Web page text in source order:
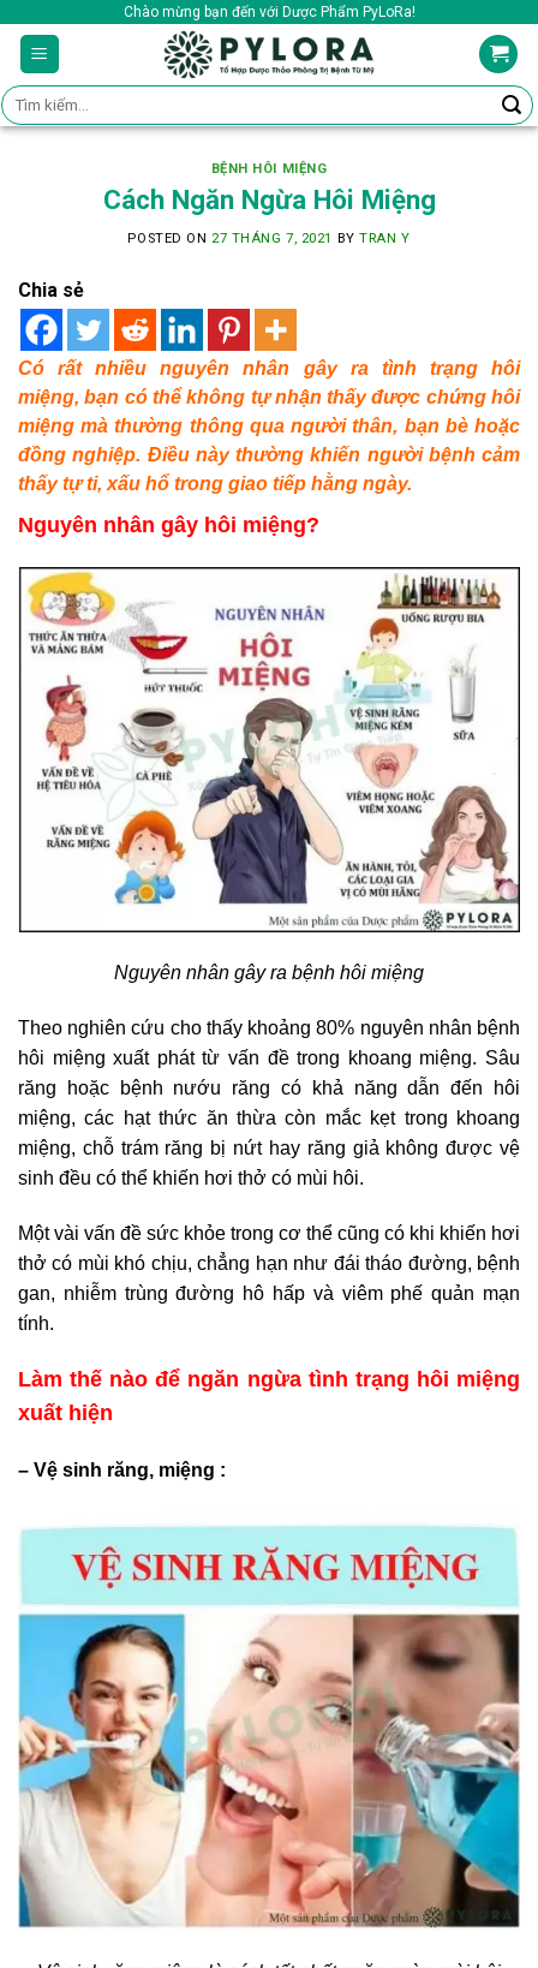
content
Chào mừng bạn đến với Dược Phẩm PyLoRa!
Tìm
kiếm:
BỆNH HÔI MIỆNG
Cách Ngăn Ngừa Hôi Miệng
POSTED ON 27 THÁNG 7, 2021 BYTRAN Y
Chia sẻ
Có rất nhiều nguyên nhân gây ra tình trạng hôi
miệng,bạn có thể không tự nhận thấy được chứng hôi
miệng mà thường thông qua người thân, bạn bè hoặc
đồng nghiệp. Điều này thường khiến người bệnh cảm
thấy tự ti, xấu hổ trong giao tiếp hằng ngày.
Nguyên nhân gây hôi miệng?
Nguyên nhân gây ra bệnh hôi miệng
Theo nghiên cứu cho thấy khoảng 80% nguyên nhân bệnh
hôi miệng xuất phát từ vấn đề trong khoang miệng. Sâu
răng hoặc bệnh nướu răng có khả năng dẫn đến hôi
miệng, các hạt thức ăn thừa còn mắc kẹt trong khoang
miệng, chỗ trám răng bị nứt hay răng giả không được vệ
sinh đều có thể khiến hơi thở có mùi hôi.
Một vài vấn đề sức khỏe trong cơ thể cũng có khi khiến hơi
thở có mùi khó chịu, chẳng hạn như đái tháo đường, bệnh
gan, nhiễm trùng đường hô hấp và viêm phế quản mạn
tính.
Làm thế nào để ngăn ngừa tình trạng hôi miệng
xuất hiện
– Vệ sinh răng, miệng :